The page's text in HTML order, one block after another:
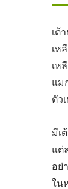
เต้
เห
เห
แม
ตัว
มีเ
แต่
อย่
ใน